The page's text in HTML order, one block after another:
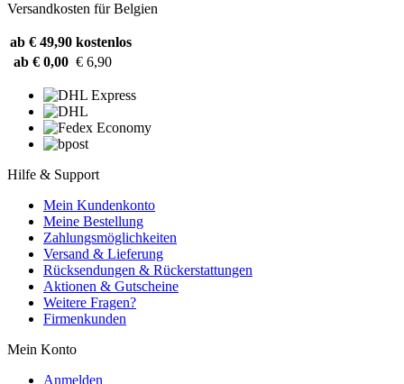
Versandkosten für Belgien
ab € 49,90 kostenlos
ab € 0,00 € 6,90
Hilfe & Support
Mein Kundenkonto
Meine Bestellung
Zahlungsmöglichkeiten
Versand & Lieferung
Rücksendungen & Rückerstattungen
Aktionen & Gutscheine
Weitere Fragen?
Firmenkunden
Mein Konto
Anmelden